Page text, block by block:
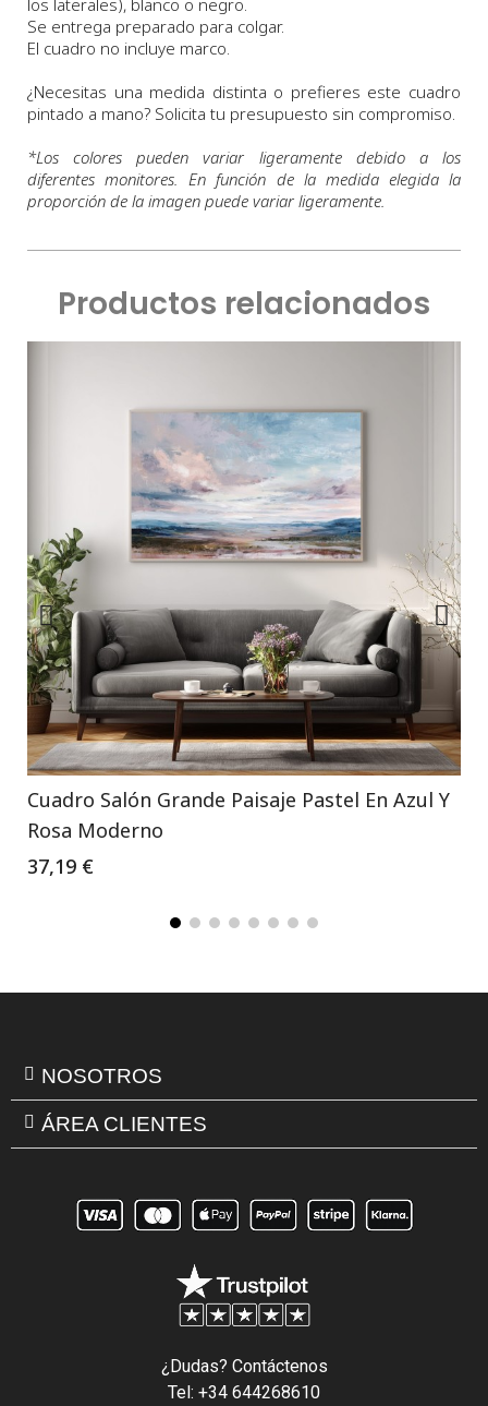
Se entrega preparado para colgar.
El cuadro no incluye marco.
¿Necesitas una medida distinta o prefieres este cuadro
pintado a mano? Solicita tu presupuesto sin compromiso.
*Los colores pueden variar ligeramente debido a los
diferentes monitores. En función de la medida elegida la
proporción de la imagen puede variar ligeramente.
Productos relacionados
Cuadro Salón Grande Paisaje Pastel En Azul Y
Rosa Moderno
37,19 €
NOSOTROS
ÁREA CLIENTES
¿Dudas? Contáctenos
Tel: +34 644268610